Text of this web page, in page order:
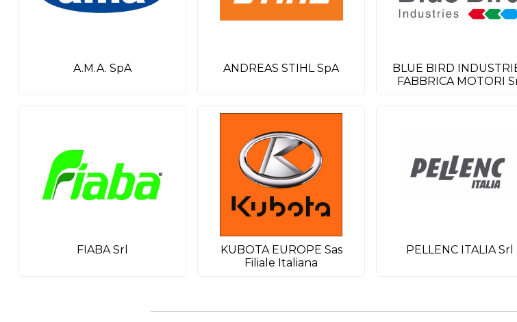
A.M.A. SpA ANDREAS STIHL SpA
BLUE BIRD
FABBRICA MOTORI
FIABA Srl
KUBOTA EUROPE Sas
Filiale Italiana
PELLENC ITALIA Srl